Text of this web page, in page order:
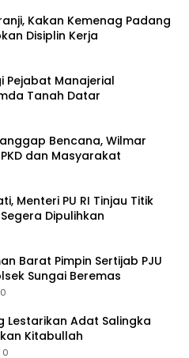
Kakan Kemenag Padang
Disiplin Kerja
Pejabat Manajerial
Tanah Datar
Bencana, Wilmar
dan Masyarakat
Menteri PU RI Tinjau Titik
Dipulihkan
Barat Pimpin Sertijab PJU
Sungai Beremas
0
Lestarikan Adat Salingka
Kitabullah
0